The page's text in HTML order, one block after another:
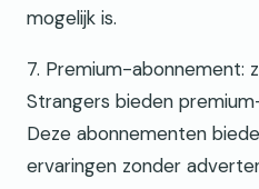
mogelijk is.
7. Premium-abonnement:
Strangers bieden
Deze abonnementen
ervaringen zonder